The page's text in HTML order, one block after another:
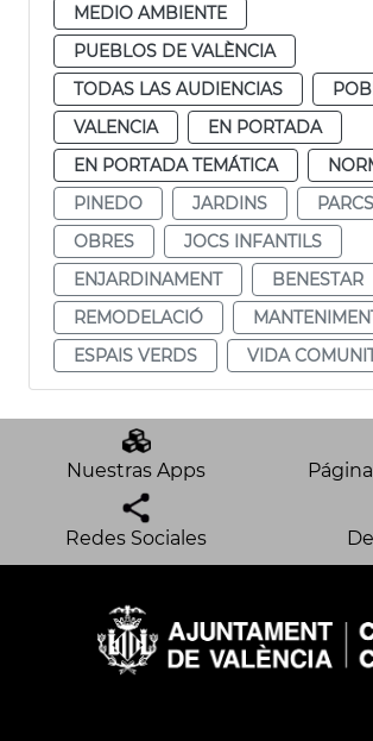
MEDIO AMBIENTE
PUEBLOS DE VALÈNCIA
TODAS LAS AUDIENCIAS
VALENCIA
EN PORTADA
EN PORTADA TEMÁTICA
PINEDO
JARDINS
PARCS
OBRES
JOCS INFANTILS
ENJARDINAMENT
BENESTAR
REMODELACIÓ
ESPAIS VERDS
VIDA
Nuestras Apps
Redes Sociales